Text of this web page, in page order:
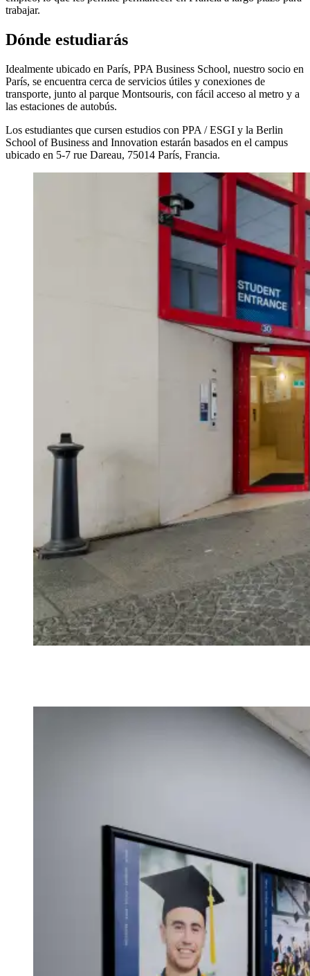
trabajar.
Dónde estudiarás
Idealmente ubicado en París, PPA Business School, nuestro socio en
París, se encuentra cerca de servicios útiles y conexiones de
transporte, junto al parque Montsouris, con fácil acceso al metro y a
las estaciones de autobús.
Los estudiantes que cursen estudios con PPA / ESGI y la Berlin
School of Business and Innovation estarán basados en el campus
ubicado en 5-7 rue Dareau, 75014 París, Francia.